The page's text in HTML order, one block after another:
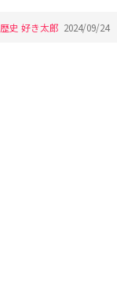
歴史 好き太郎 2024/09/24